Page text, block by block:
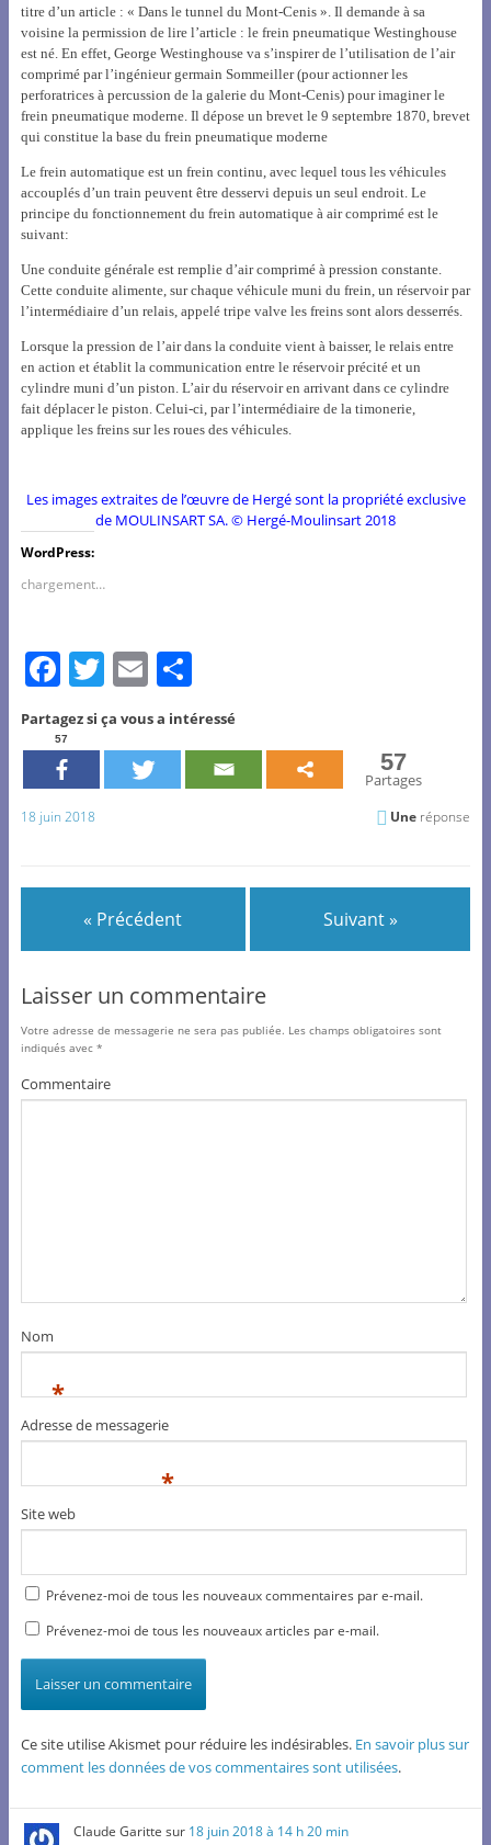
titre d’un article : « Dans le tunnel du Mont-Cenis ». Il demande à sa
voisine la permission de lire l’article : le frein pneumatique Westinghouse
est né. En effet, George Westinghouse va s’inspirer de l’utilisation de l’air
comprimé par l’ingénieur germain Sommeiller (pour actionner les
perforatrices à percussion de la galerie du Mont-Cenis) pour imaginer le
frein pneumatique moderne. Il dépose un brevet le 9 septembre 1870, brevet
qui constitue la base du frein pneumatique moderne
Le frein automatique est un frein continu, avec lequel tous les véhicules
accouplés d’un train peuvent être desservi depuis un seul endroit. Le
principe du fonctionnement du frein automatique à air comprimé est le
suivant:
Une conduite générale est remplie d’air comprimé à pression constante.
Cette conduite alimente, sur chaque véhicule muni du frein, un réservoir par
l’intermédiaire d’un relais, appelé tripe valve les freins sont alors desserrés.
Lorsque la pression de l’air dans la conduite vient à baisser, le relais entre
en action et établit la communication entre le réservoir précité et un
cylindre muni d’un piston. L’air du réservoir en arrivant dans ce cylindre
fait déplacer le piston. Celui-ci, par l’intermédiaire de la timonerie,
applique les freins sur les roues des véhicules.
Les images extraites de l’œuvre de Hergé sont la propriété exclusive
de MOULINSART SA. © Hergé-Moulinsart 2018
WordPress:
chargement…
F
a
c
e
b
o
T
w
itt
er
E
m
ai
l
P
ar
ta
Partagez si ça vous a intéressé
57
57
Partages
18 juin 2018 Une réponse
« Précédent Suivant »
Laisser un commentaire
Votre adresse de messagerie ne sera pas publiée. Les champs obligatoires sont
indiqués avec *
Commentaire
Nom
*
Adresse de messagerie
*
Site web
Prévenez-moi de tous les nouveaux commentaires par e-mail.
Prévenez-moi de tous les nouveaux articles par e-mail.
Ce site utilise Akismet pour réduire les indésirables. En savoir plus sur
comment les données de vos commentaires sont utilisées.
Claude Garitte sur 18 juin 2018 à 14 h 20 min